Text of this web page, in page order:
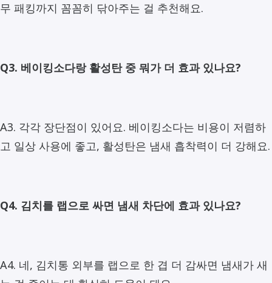
무 패킹까지 꼼꼼히 닦아주는 걸 추천해요.
Q3. 베이킹소다랑 활성탄 중 뭐가 더 효과 있나요?
A3. 각각 장단점이 있어요. 베이킹소다는 비용이 저렴하
고 일상 사용에 좋고, 활성탄은 냄새 흡착력이 더 강해요.
Q4. 김치를 랩으로 싸면 냄새 차단에 효과 있나요?
A4. 네, 김치통 외부를 랩으로 한 겹 더 감싸면 냄새가 새